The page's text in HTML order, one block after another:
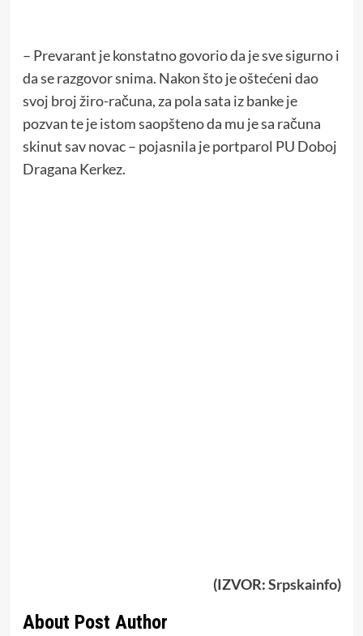
– Prevarant je konstatno govorio da je sve sigurno i
da se razgovor snima. Nakon što je oštećeni dao
svoj broj žiro-računa, za pola sata iz banke je
pozvan te je istom saopšteno da mu je sa računa
skinut sav novac – pojasnila je portparol PU Doboj
Dragana Kerkez.
(IZVOR:Srpskainfo)
About Post Author